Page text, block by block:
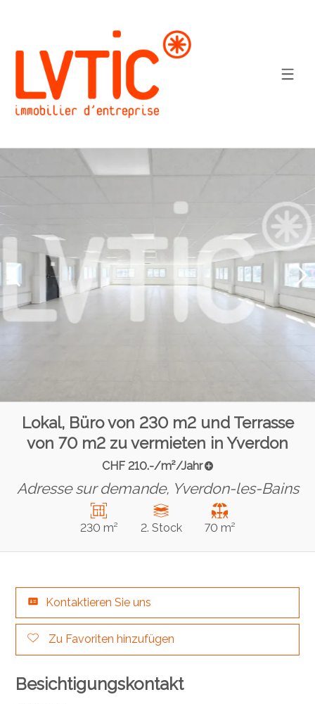
Lokal, Büro von 230 m2 und Terrasse
von 70 m2 zu vermieten in Yverdon
CHF 210.-/m²/Jahr
Adresse sur demande, Yverdon-les-Bains
230 m² 2. Stock 70 m²
Kontaktieren Sie uns
Zu Favoriten hinzufügen
Besichtigungskontakt